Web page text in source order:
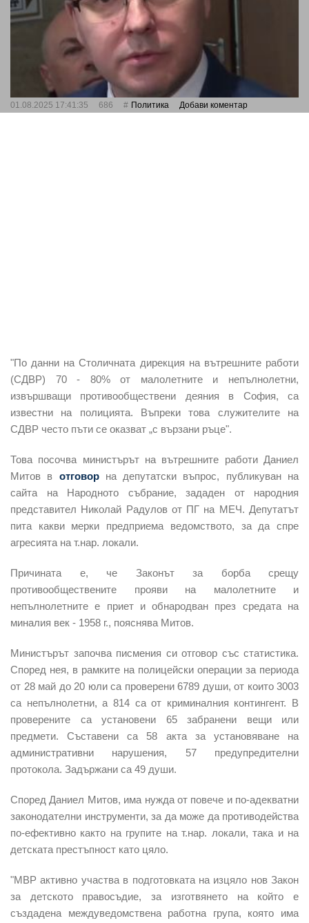
01.08.2025 17:41:35 686 Политика Добави коментар
"По данни на Столичната дирекция на вътрешните работи
(СДВР) 70 - 80% от малолетните и непълнолетни,
извършващи противообществени деяния в София, са
известни на полицията. Въпреки това служителите на
СДВР често пъти се оказват „с вързани ръце".
Това посочва министърът на вътрешните работи Даниел
Митов в отговорна депутатски въпрос, публикуван на
сайта на Народното събрание, зададен от народния
представител Николай Радулов от ПГ на МЕЧ. Депутатът
пита какви мерки предприема ведомството, за да спре
агресията на т.нар. локали.
Причината е, че Законът за борба срещу
противообществените прояви на малолетните и
непълнолетните е приет и обнародван през средата на
миналия век - 1958 г., пояснява Митов.
Министърът започва писмения си отговор със статистика.
Според нея, в рамките на полицейски операции за периода
от 28 май до 20 юли са проверени 6789 души, от които 3003
са непълнолетни, а 814 са от криминалния контингент. В
проверените са установени 65 забранени вещи или
предмети. Съставени са 58 акта за установяване на
административни нарушения, 57 предупредителни
протокола. Задържани са 49 души.
Според Даниел Митов, има нужда от повече и по-адекватни
законодателни инструменти, за да може да противодейства
по-ефективно както на групите на т.нар. локали, така и на
детската престъпност като цяло.
"МВР активно участва в подготовката на изцяло нов Закон
за детското правосъдие, за изготвянето на който е
създадена междуведомствена работна група, която има